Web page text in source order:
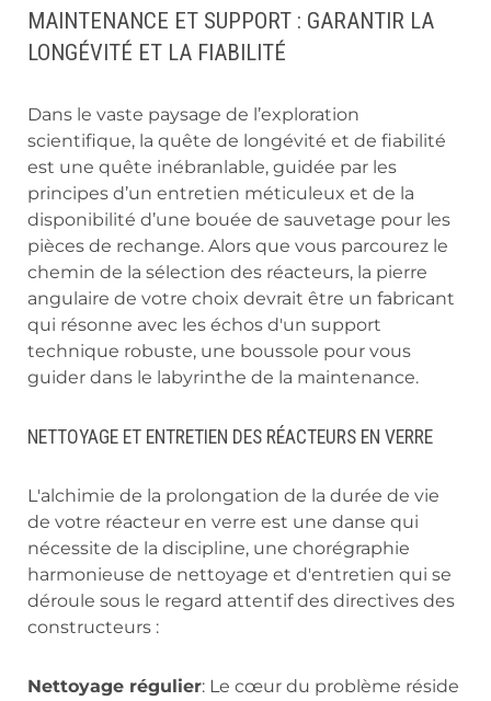
MAINTENANCE ET SUPPORT : GARANTIR LA
LONGÉVITÉ ET LA FIABILITÉ
Dans le vaste paysage de l’exploration
scientifique, la quête de longévité et de fiabilité
est une quête inébranlable, guidée par les
principes d’un entretien méticuleux et de la
disponibilité d’une bouée de sauvetage pour les
pièces de rechange. Alors que vous parcourez le
chemin de la sélection des réacteurs, la pierre
angulaire de votre choix devrait être un fabricant
qui résonne avec les échos d'un support
technique robuste, une boussole pour vous
guider dans le labyrinthe de la maintenance.
NETTOYAGE ET ENTRETIEN DES RÉACTEURS EN VERRE
L'alchimie de la prolongation de la durée de vie
de votre réacteur en verre est une danse qui
nécessite de la discipline, une chorégraphie
harmonieuse de nettoyage et d'entretien qui se
déroule sous le regard attentif des directives des
constructeurs :
Nettoyage régulier: Le cœur du problème réside